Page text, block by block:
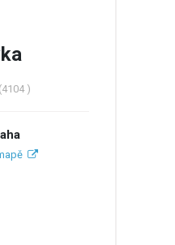
(4104 )